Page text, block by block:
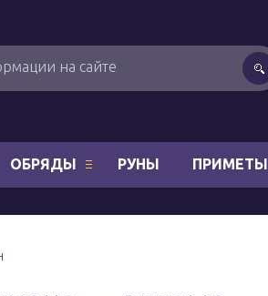
ОБРЯДЫ РУНЫ ПРИМЕТЫ